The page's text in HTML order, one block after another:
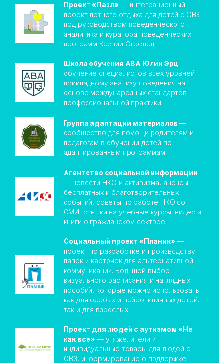
Проект «Пазл» — интеграционный
проект летнего отдыха для детей с ОВЗ
под руководством поведенческого
аналитика и куратора поведенческих
программ Ксении Стрелец.
Школа обучения АВА Юлии Эрц —
обучение специалистов всех уровней
прикладному анализу поведения на
основе международных стандартов
профессиональной практики.
Группа адаптации материалов —
cообщество для помощи родителям и
педагогам в обучении детей по
адаптированным программам.
Агентство социальной информации
— новости НКО и активизма, анонсы
бесплатных и благотворительных
событий, советы по работе НКО со
СМИ, ссылки на учебные курсы, видео и
книги о гражданском секторе.
Социальный проект «Планик» —
проект по разработке и производству
папок и карточек для альтернативной
коммуникации. Большой выбор
визуального расписания и наглядных
пособий, которые можно использовать
как для особых и нейротипичных детей,
так и для взрослых.
Проект для людей с аутизмом «Не
как все» — утяжелители и
индивидуальные товары для людей с
ОВЗ, информирование о поддержке